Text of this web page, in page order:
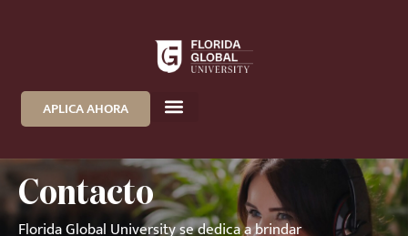
APLICA AHORA
Contacto
Florida Global University se dedica a brindar